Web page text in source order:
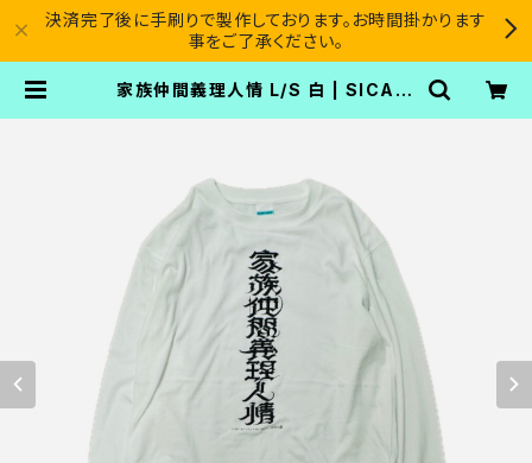
決済完了後に手刷りで製作しております。お時間掛かります
事をご了承ください。
家族仲間義理人情 L/S 白 | SICARI